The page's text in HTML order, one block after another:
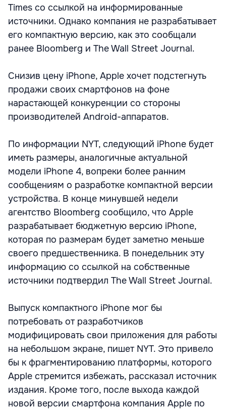
Times со ссылкой на информированные
источники. Однако компания не разрабатывает
его компактную версию, как это сообщали
ранее Bloomberg и The Wall Street Journal.
Снизив цену iPhone, Apple хочет подстегнуть
продажи своих смартфонов на фоне
нарастающей конкуренции со стороны
производителей Android-аппаратов.
По информации NYT, следующий iPhone будет
иметь размеры, аналогичные актуальной
модели iPhone 4, вопреки более ранним
сообщениям о разработке компактной версии
устройства. В конце минувшей недели
агентство Bloomberg сообщило, что Apple
разрабатывает бюджетную версию iPhone,
которая по размерам будет заметно меньше
своего предшественника. В понедельник эту
информацию со ссылкой на собственные
источники подтвердил The Wall Street Journal.
Выпуск компактного iPhone мог бы
потребовать от разработчиков
модифицировать свои приложения для работы
на небольшом экране, пишет NYT. Это привело
бы к фрагментированию платформы, которого
Apple стремится избежать, рассказал источник
издания. Кроме того, после выхода каждой
новой версии смартфона компания Apple по